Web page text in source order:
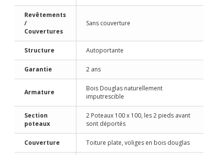
Revêtements
/
Couvertures
Sans couverture
Structure Autoportante
Garantie 2 ans
Armature
Bois Douglas naturellement
imputrescible
Section
poteaux
2 Poteaux 100 x 100, les 2 pieds avant
sont déportés
Couverture Toiture plate, voliges en bois douglas